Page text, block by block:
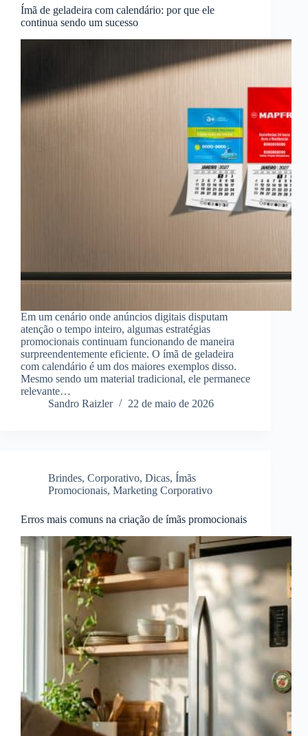
Ímã de geladeira com calendário: por que ele
continua sendo um sucesso
Em um cenário onde anúncios digitais disputam
atenção o tempo inteiro, algumas estratégias
promocionais continuam funcionando de maneira
surpreendentemente eficiente. O ímã de geladeira
com calendário é um dos maiores exemplos disso.
Mesmo sendo um material tradicional, ele permanece
relevante…
Sandro Raizler
22 de maio de 2026
Brindes, Corporativo, Dicas, Ímãs
Promocionais, Marketing Corporativo
Erros mais comuns na criação de ímãs promocionais